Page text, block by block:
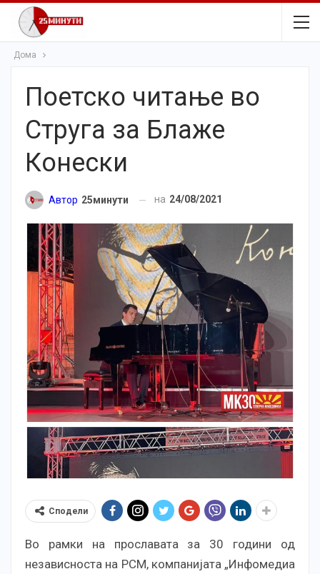
Дома
Поетско читање во
Струга за Блаже
Конески
Автор 25минути на 24/08/2021
Сподели
Во рамки на прославата за 30 години од
независноста на РСМ, компанијата „Инфомедиа